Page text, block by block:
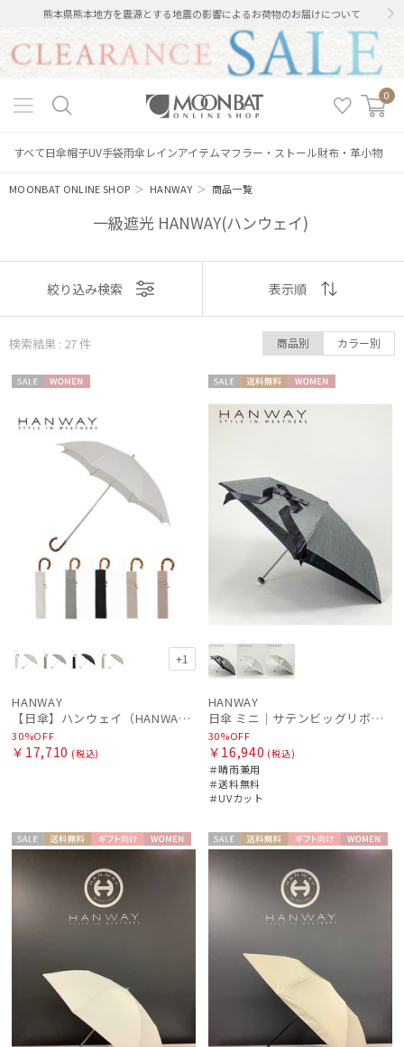
熊本県熊本地方を震源とする地震の影響によるお荷物のお届けについて
0
すべて日傘帽子UV手袋雨傘 レインアイテムマフラー・ストール財布・革小物
MOONBAT ONLINE SHOP ＞ HANWAY＞ 商品一覧
一級遮光 HANWAY(ハンウェイ)
絞り込み
レディース キッズ
カテゴリー
表示
おすすめ
価格の高い
価格の低い
人気順
売上点数順
お気に入り
絞り込み検索 表示順
検索結果 : 27件 商品別 カラー別
ル
N
+1
HANWAY
【日傘】ハンウェイ（HANWAY）Aoi 折りたたみ 木棒【公式ムーンバット】[Aoi]純パラソル UV 手開き 日本製 高級日傘
30%OFF
￥17,710 (税込)
ル
料
N
HANWAY
日傘 ミニ｜サテンビッグリボン [HANWAY]
30%OFF
￥16,940 (税込)
＃晴雨兼用
＃送料無料
＃UVカット
セー
ル
送料無 ギフト
向け
WOME
セー
ル
送料無 ギフト
向け
WOME